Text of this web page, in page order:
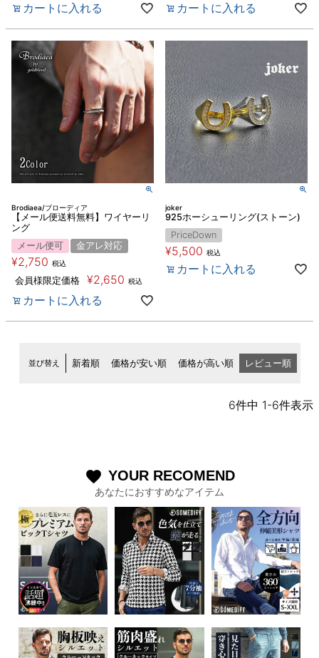
カートに入れる カートに入れる
Brodiaea/ブローディア
【メール便送料無料】ワイヤーリ
ング
メール便可
金アレ対応
¥2,750 税込
会員様限定価格 ¥2,650 税込
カートに入れる
joker
925ホーシューリング(ストーン)
PriceDown
¥5,500 税込
カートに入れる
並び替え 新着順 価格が安い順 価格が高い順 レビュー順
6件中 1-6件表示
favorite YOUR RECOMEND
あなたにおすすめなアイテム